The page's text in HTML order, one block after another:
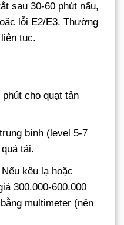
sau 30-60 phút nấu,
lỗi E2/E3. Thường
tục.
cho quạt tản
bình (level 5-7
tải.
kêu lạ hoặc
300.000-600.000
multimeter (nên